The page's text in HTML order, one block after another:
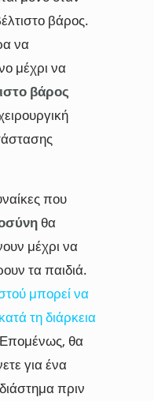
βάρος.
να
μέχρι να
βάρος
που
θα
μέχρι να
τα παιδιά.
μπορεί να
τη διάρκεια
θα
για ένα
πριν